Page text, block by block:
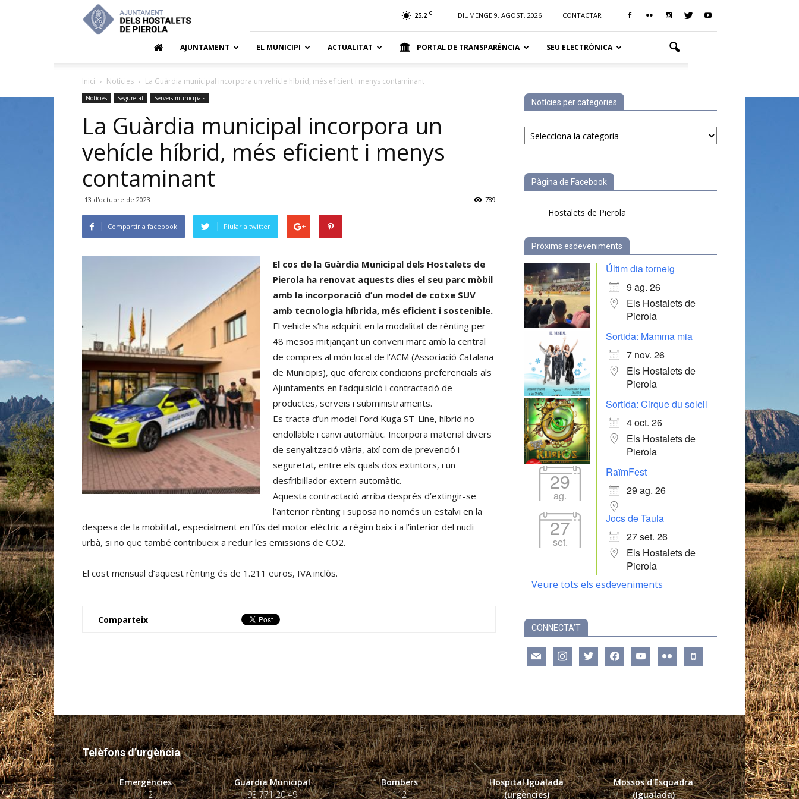
Hostalets
de
25.2 C DIUMENGE 9, AGOST, 2026 CONTACTAR
AJUNTAMENT EL MUNICIPI ACTUALITAT PORTAL DE TRANSPARÈNCIA SEU ELECTRÒNICA
Inici Notícies La Guàrdia municipal incorpora un vehícle híbrid, més eficient i menys contaminant
Notícies Seguretat Serveis municipals
La Guàrdia municipal incorpora un
vehícle híbrid, més eficient i menys
contaminant
13 d'octubre de 2023 789
Compartir a facebook Piular a twitter
El cos de la Guàrdia Municipal dels Hostalets de
Pierola ha renovat aquests dies el seu parc mòbil
amb la incorporació d’un model de cotxe SUV
amb tecnologia híbrida, més eficient i sostenible.
El vehicle s’ha adquirit en la modalitat de rènting per
48 mesos mitjançant un conveni marc amb la central
de compres al món local de l’ACM (Associació Catalana
de Municipis), que ofereix condicions preferencials als
Ajuntaments en l’adquisició i contractació de
productes, serveis i subministraments.
Es tracta d’un model Ford Kuga ST-Line, híbrid no
endollable i canvi automàtic. Incorpora material divers
de senyalització viària, així com de prevenció i
seguretat, entre els quals dos extintors, i un
desfribil·lador extern automàtic.
Aquesta contractació arriba després d’extingir-se
l’anterior rènting i suposa no només un estalvi en la
despesa de la mobilitat, especialment en l’ús del motor elèctric a règim baix i a l’interior del nucli
urbà, si no que també contribueix a reduir les emissions de CO2.
El cost mensual d’aquest rènting és de 1.211 euros, IVA inclòs.
Comparteix
Notícies per categories
Notícies
per
Pàgina de Facebook
Hostalets de Pierola
Pròxims esdeveniments
Últim dia torneig
9 ag. 26
Els Hostalets de
Pierola
Sortida: Mamma mia
7 nov. 26
Els Hostalets de
Pierola
Sortida: Cirque du soleil
4 oct. 26
Els Hostalets de
Pierola
29
ag.
RaïmFest
29 ag. 26
27
set.
Jocs de Taula
27 set. 26
Els Hostalets de
Pierola
Veure tots els esdeveniments
CONNECTA’T
mail instagramtwitter facebookyoutube flickr mobile
Telèfons d’urgència
Emergències
112
Guàrdia Municipal
93 771 20 49
Bombers
112
Hospital Igualada
(urgències)
Mossos d'Esquadra
(Igualada)